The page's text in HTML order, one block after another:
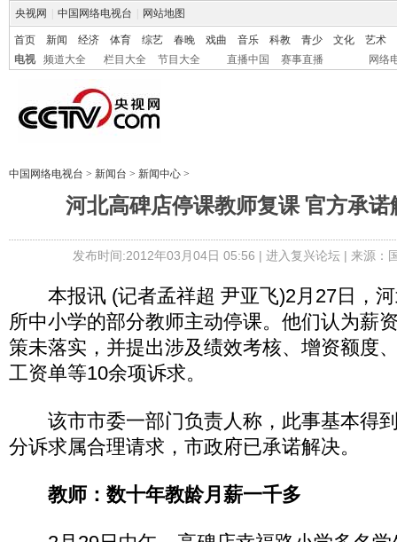
央视网 中国网络电视台 网站地图
首页 新闻 经济 体育 综艺 春晚 戏曲 音乐 科教 青少 文化
艺术
电视
频道大全 栏目大全 节目大全 直播中国 赛事直播 网络
中国网络电视台 > 新闻台 > 新闻中心 >
河北高碑店停课教师复课 官方承诺
发布时间:2012年03月04日 05:56 | 进入复兴论坛| 来源：
本报讯 (记者孟祥超 尹亚飞)2月27日，河
所中小学的部分教师主动停课。他们认为薪
策未落实，并提出涉及绩效考核、增资额度
工资单等10余项诉求。
该市市委一部门负责人称，此事基本得
分诉求属合理请求，市政府已承诺解决。
教师：数十年教龄月薪一千多